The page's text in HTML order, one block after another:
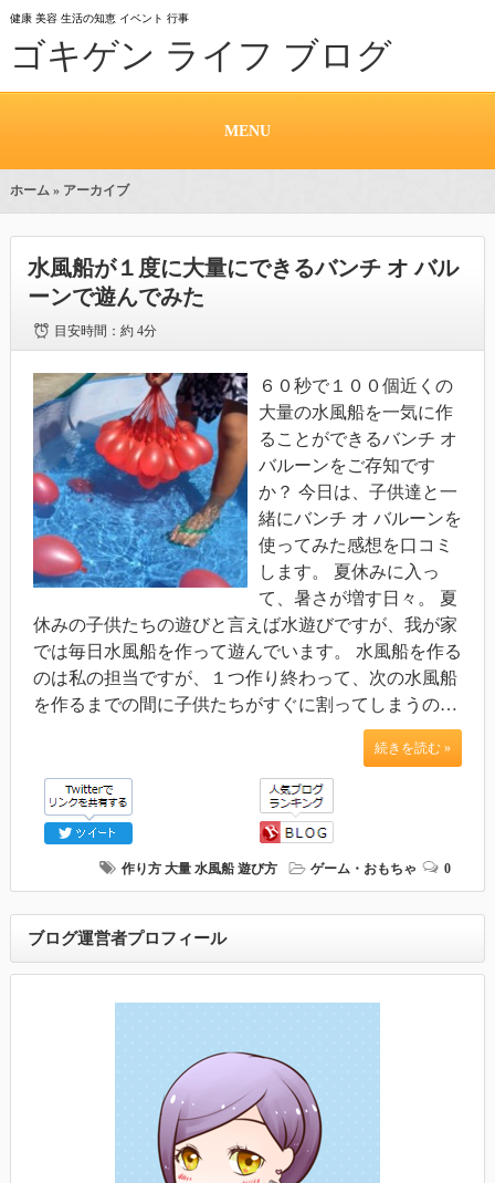
健康 美容 生活の知恵 イベント 行事
ゴキゲン ライフ ブログ
MENU
ホーム» アーカイブ
水風船が１度に大量にできるバンチ オ バル
ーンで遊んでみた
目安時間：約 4分
６０秒で１００個近くの
大量の水風船を一気に作
ることができるバンチ オ
バルーンをご存知です
か？ 今日は、子供達と一
緒にバンチ オ バルーンを
使ってみた感想を口コミ
します。 夏休みに入っ
て、暑さが増す日々。 夏
休みの子供たちの遊びと言えば水遊びですが、我が家
では毎日水風船を作って遊んでいます。 水風船を作る
のは私の担当ですが、１つ作り終わって、次の水風船
を作るまでの間に子供たちがすぐに割ってしまうの…
続きを読む »
作り方 大量 水風船 遊び方 ゲーム・おもちゃ 0
ブログ運営者プロフィール